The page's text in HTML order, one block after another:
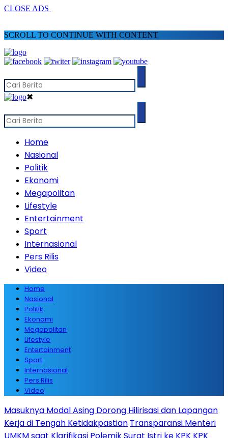
CLOSE ADS
SCROLL TO CONTINUE WITH CONTENT
✖
Home
Nasional
Politik
Ekonomi
Megapolitan
Lifestyle
Entertainment
Sport
Internasional
Pers Rilis
Video
Home
Nasional
Politik
Ekonomi
Megapolitan
Lifestyle
Entertainment
Sport
Internasional
Pers Rilis
Video
Masuknya Modal Asing Dorong Hilirisasi dan Lapangan
Kerja di Tengah Ketidakpastian Transparansi Menteri